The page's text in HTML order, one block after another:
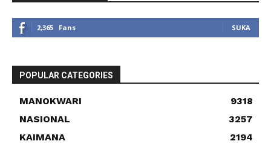
2,365 Fans SUKA
POPULAR CATEGORIES
MANOKWARI
9318
NASIONAL
3257
KAIMANA
2194